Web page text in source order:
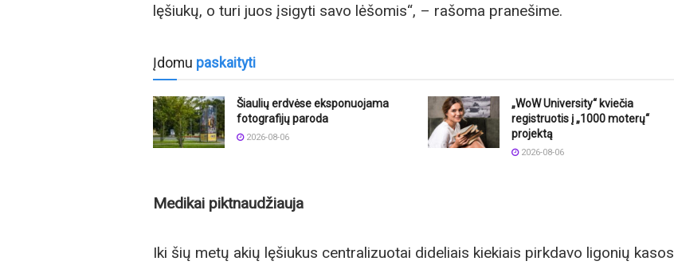
lęšiukų, o turi juos įsigyti savo lėšomis“, – rašoma pranešime.
Įdomu paskaityti
Šiaulių erdvėse eksponuojama
fotografijų paroda
2026-08-06
„WoW University“ kviečia
registruotis į „1000 moterų“
projektą
2026-08-06
Medikai piktnaudžiauja
Iki šių metų akių lęšiukus centralizuotai dideliais kiekiais pirkdavo ligonių kasos